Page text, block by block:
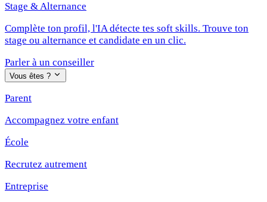
Stage & Alternance
Complète ton profil, l'IA détecte tes soft skills. Trouve ton
stage ou alternance et candidate en un clic.
Parler à un conseiller
Vous êtes ?
Parent
Accompagnez votre enfant
École
Recrutez autrement
Entreprise